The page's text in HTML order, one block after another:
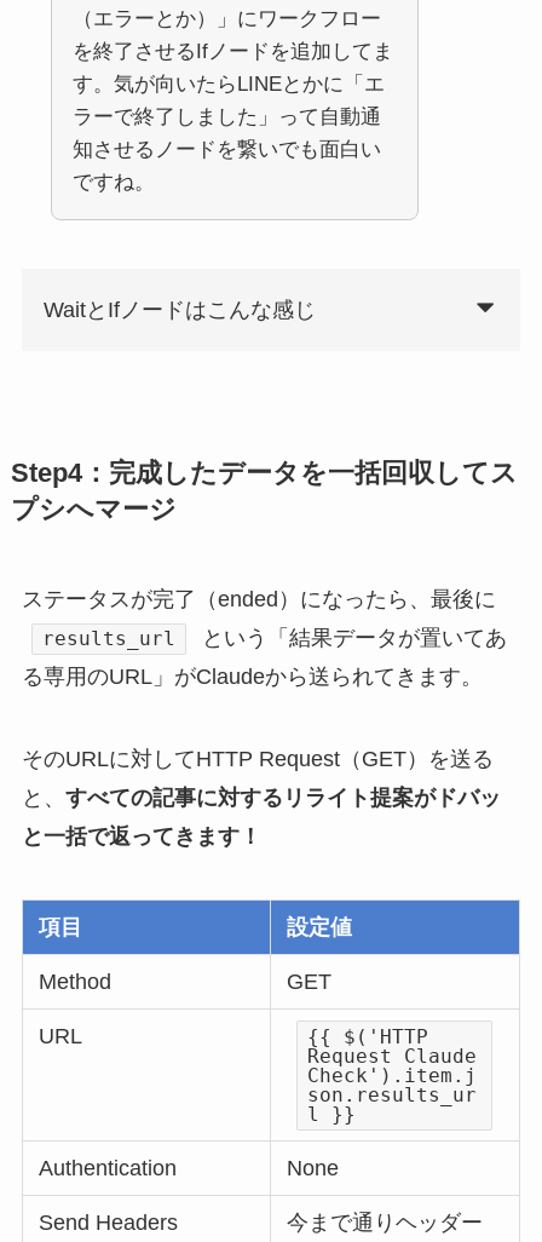
（エラーとか）」にワークフロー
を終了させるIfノードを追加してま
す。気が向いたらLINEとかに「エ
ラーで終了しました」って自動通
知させるノードを繋いでも面白い
ですね。
WaitとIfノードはこんな感じ
Step4：完成したデータを一括回収してス
プシへマージ
ステータスが完了（ended）になったら、最後に
results_url
という「結果データが置いてあ
る専用のURL」がClaudeから送られてきます。
そのURLに対してHTTP Request（GET）を送る
と、 すべての記事に対するリライト提案がドバッ
と一括で返ってきます！
項目 設定値
Method GET
URL
{{ $('HTTP
Request Claude
Check').item.j
son.results_ur
l }}
Authentication None
Send Headers
今まで通りヘッダー